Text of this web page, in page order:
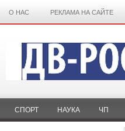
О НАС РЕКЛАМА НА САЙТЕ
СПОРТ НАУКА ЧП